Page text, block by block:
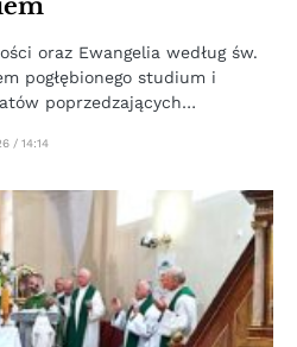
oraz Ewangelia według św.
pogłębionego studium i
poprzedzających…
/ 14:14